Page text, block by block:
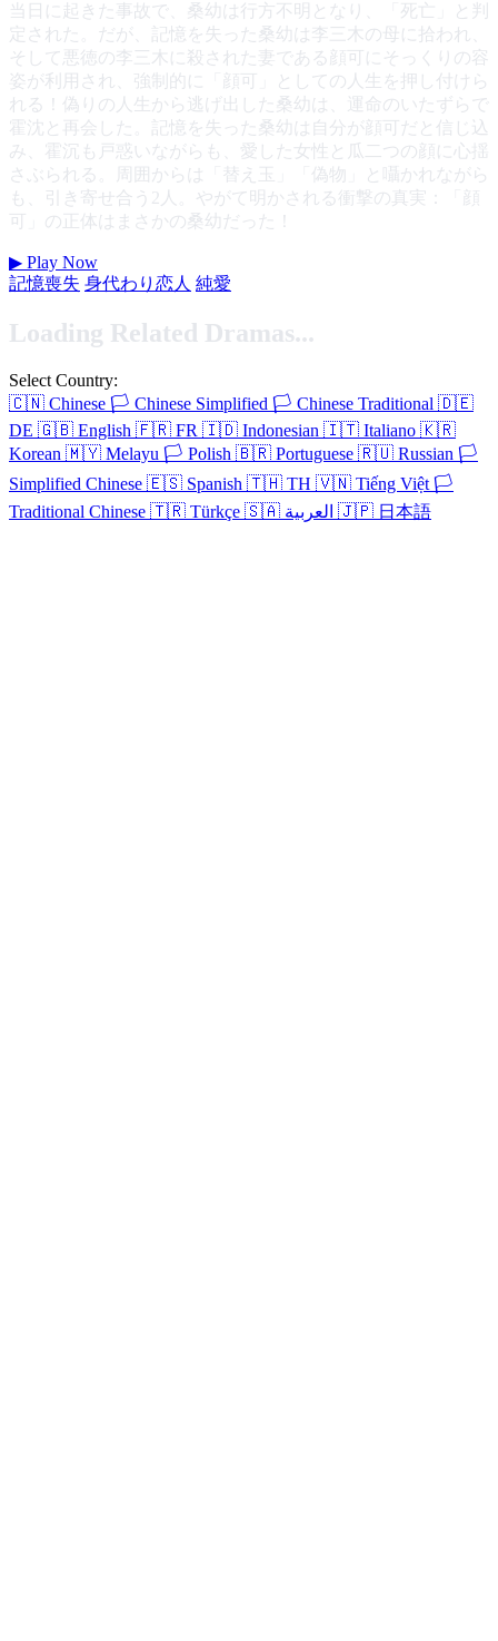
当日に起きた事故で、桑幼は行方不明となり、「死亡」と判
定された。だが、記憶を失った桑幼は李三木の母に拾われ、
そして悪徳の李三木に殺された妻である顔可にそっくりの容
姿が利用され、強制的に「顔可」としての人生を押し付けら
れる！偽りの人生から逃げ出した桑幼は、運命のいたずらで
霍沈と再会した。記憶を失った桑幼は自分が顔可だと信じ込
み、霍沉も戸惑いながらも、愛した女性と瓜二つの顔に心揺
さぶられる。周囲からは「替え玉」「偽物」と囁かれながら
も、引き寄せ合う2人。やがて明かされる衝撃の真実：「顔
可」の正体はまさかの桑幼だった！
▶ Play Now
記憶喪失 身代わり恋人 純愛
Loading Related Dramas...
Select Country:
🇨🇳 Chinese 🏳️ Chinese Simplified 🏳️ Chinese Traditional 🇩🇪
DE 🇬🇧 English 🇫🇷 FR 🇮🇩 Indonesian 🇮🇹 Italiano 🇰🇷
Korean 🇲🇾 Melayu 🏳️ Polish 🇧🇷 Portuguese 🇷🇺 Russian 🏳️
Simplified Chinese 🇪🇸 Spanish 🇹🇭 TH 🇻🇳 Tiếng Việt 🏳️
Traditional Chinese 🇹🇷 Türkçe 🇸🇦 🇯🇵 日本語